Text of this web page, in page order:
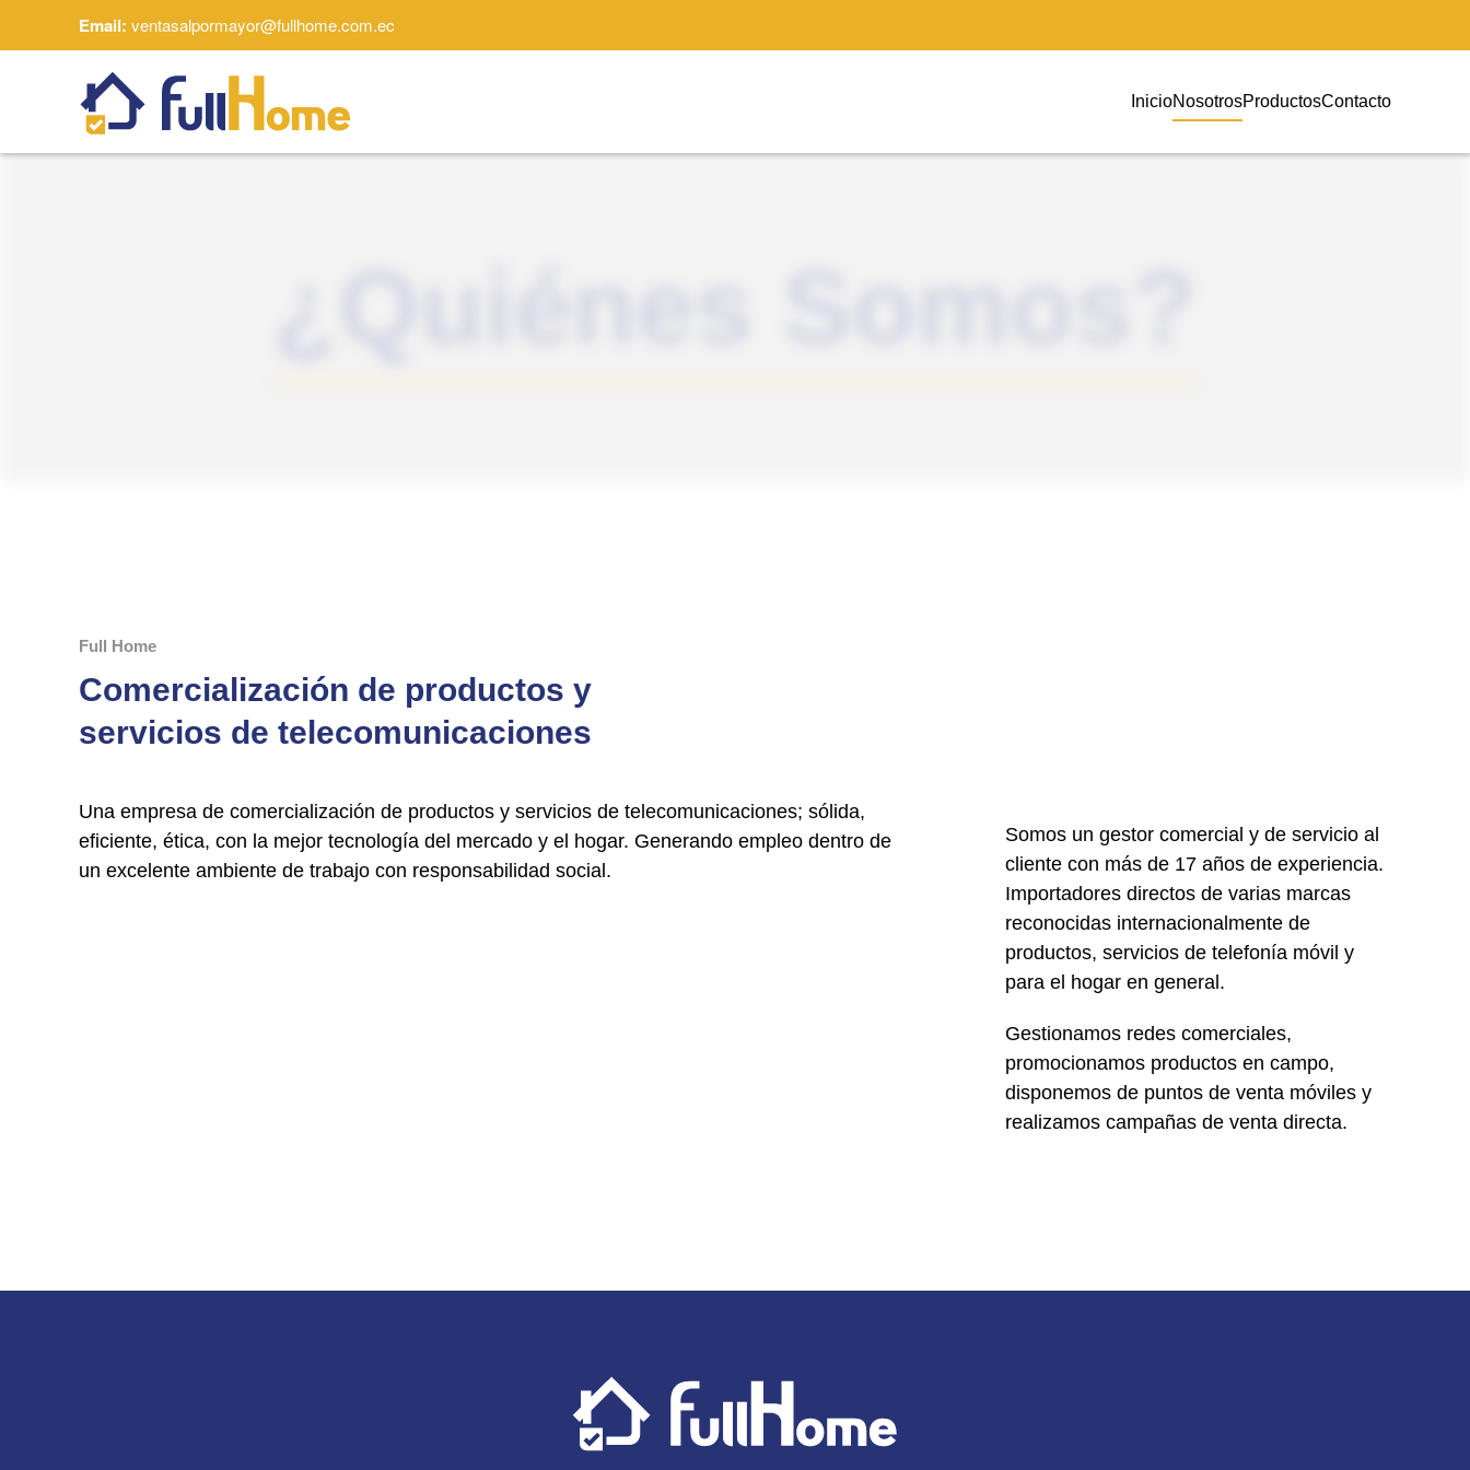
Email: ventasalpormayor@fullhome.com.ec
InicioNosotrosProductosContacto
¿Quiénes Somos?
Full Home
Comercialización de productos y
servicios de telecomunicaciones
Una empresa de comercialización de productos y servicios de telecomunicaciones; sólida,
eficiente, ética, con la mejor tecnología del mercado y el hogar. Generando empleo dentro de
un excelente ambiente de trabajo con responsabilidad social.
Somos un gestor comercial y de servicio al
cliente con más de 17 años de experiencia.
Importadores directos de varias marcas
reconocidas internacionalmente de
productos, servicios de telefonía móvil y
para el hogar en general.
Gestionamos redes comerciales,
promocionamos productos en campo,
disponemos de puntos de venta móviles y
realizamos campañas de venta directa.